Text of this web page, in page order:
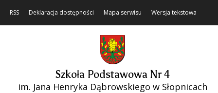
RSS Deklaracja dostępności Mapa serwisu Wersja tekstowa
Szkoła Podstawowa Nr 4
im. Jana Henryka Dąbrowskiego w Słopnicach